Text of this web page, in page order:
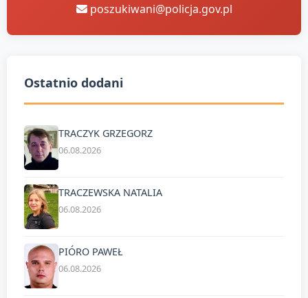
poszukiwani@policja.gov.pl
Ostatnio dodani
TRACZYK GRZEGORZ
06.08.2026
TRACZEWSKA NATALIA
06.08.2026
PIÓRO PAWEŁ
06.08.2026